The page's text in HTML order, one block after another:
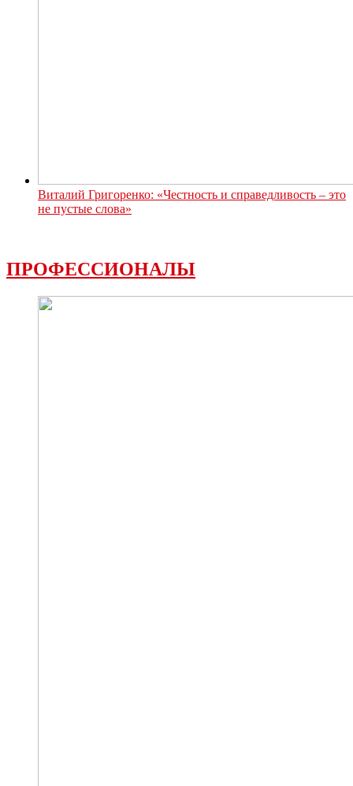
Виталий Григоренко: «Честность и справедливость – это
не пустые слова»
ПРОФЕССИОНАЛЫ